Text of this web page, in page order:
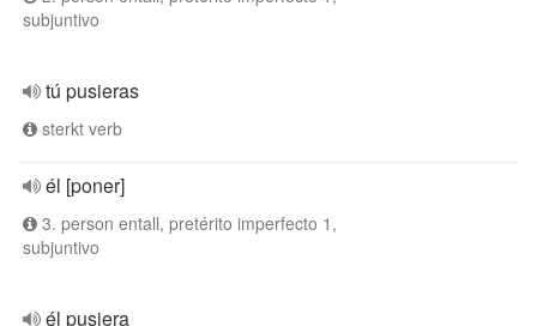
subjuntivo
tú pusieras
sterkt verb
él [poner]
3. person entall, pretérito imperfecto 1,
subjuntivo
él pusiera